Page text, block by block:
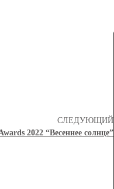
СЛЕДУЮЩИЙ
2022 “Весеннее солнце”